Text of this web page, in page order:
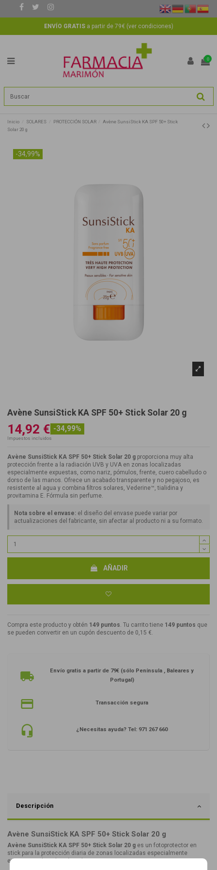
ENVÍO GRATISa partir de 79€ (ver condiciones)
0
Inicio SOLARES PROTECCIÓN SOLAR
Avène SunsiStick KA SPF 50+ Stick
Solar 20 g
-34,99%
Avène SunsiStick KA SPF 50+ Stick Solar 20 g
14,92 € -34,99%
Impuestos incluidos
Avène SunsiStick KA SPF 50+ Stick Solar 20 g proporciona muy alta
protección frente a la radiación UVB y UVA en zonas localizadas
especialmente expuestas, como nariz, pómulos, frente, cuero cabelludo o
dorso de las manos. Ofrece un acabado transparente y no pegajoso, es
resistente al agua y combina filtros solares, Vederine™, tialidina y
provitamina E. Fórmula sin perfume.
Nota sobre el envase: el diseño del envase puede variar por
actualizaciones del fabricante, sin afectar al producto ni a su formato.
AÑADIR
Compra este producto y obtén 149 puntos. Tu carrito tiene 149 puntos que
se pueden convertir en un cupón descuento de 0,15 €.
Envío gratis a partir de 79€ (sólo Península , Baleares y
Portugal)
Transacción segura
¿Necesitas ayuda? Tel: 971 267 660
Descripción
Avène SunsiStick KA SPF 50+ Stick Solar 20 g
Avène SunsiStick KA SPF 50+ Stick Solar 20 g es un fotoprotector en
stick para la protección diaria de zonas localizadas especialmente
expuestas a la radiación solar.